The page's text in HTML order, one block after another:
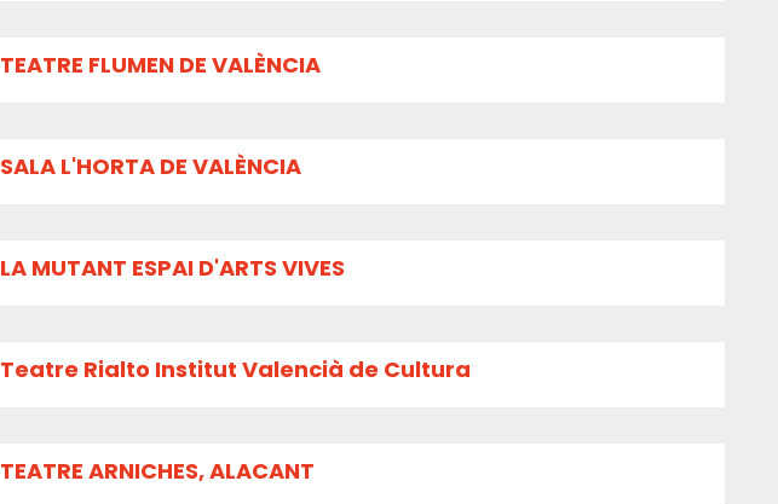
TEATRE FLUMEN DE VALÈNCIA
SALA L'HORTA DE VALÈNCIA
LA MUTANT ESPAI D'ARTS VIVES
Teatre Rialto Institut Valencià de Cultura
TEATRE ARNICHES, ALACANT